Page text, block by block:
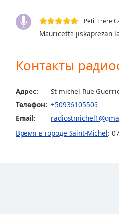
window.
Background
Color
Petit Frère
Mauricette jiskaprezan
Контакты
Адрес:
St michel Rue
Телефон: +50936105506
Email:
Время в городе Saint-Michel: